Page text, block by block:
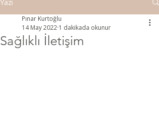
Yazı
Sağlıklı İletişim
Pınar Kurtoğlu
14 May 2022 1 dakikada okunur